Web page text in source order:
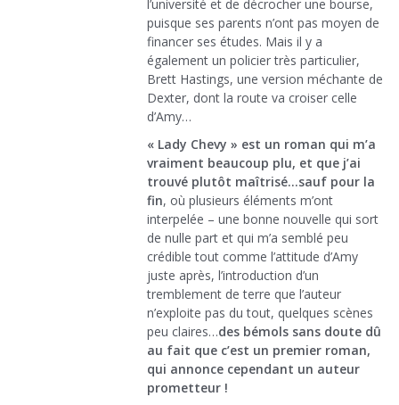
l’université et de décrocher une bourse,
puisque ses parents n’ont pas moyen de
financer ses études. Mais il y a
également un policier très particulier,
Brett Hastings, une version méchante de
Dexter, dont la route va croiser celle
d’Amy…
« Lady Chevy » est un roman qui m’a
vraiment beaucoup plu, et que j’ai
trouvé plutôt maîtrisé…sauf pour la
fin, où plusieurs éléments m’ont
interpelée – une bonne nouvelle qui sort
de nulle part et qui m’a semblé peu
crédible tout comme l’attitude d’Amy
juste après, l’introduction d’un
tremblement de terre que l’auteur
n’exploite pas du tout, quelques scènes
peu claires…des bémols sans doute dû
au fait que c’est un premier roman,
qui annonce cependant un auteur
prometteur !